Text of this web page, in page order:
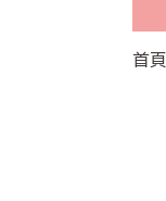
首頁